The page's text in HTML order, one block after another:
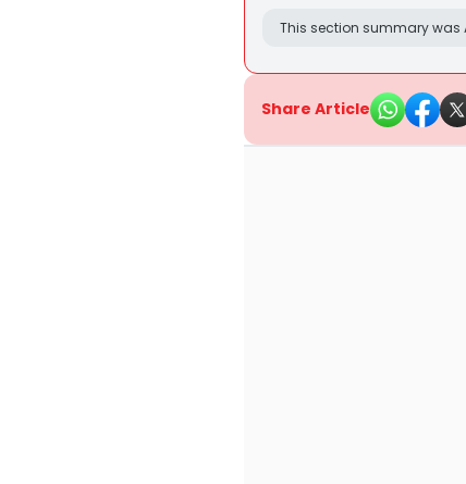
This section summary was
Share Article